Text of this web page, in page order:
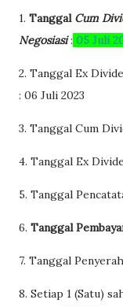
1. Tanggal Cum
Negosiasi: 05 Juli
2. Tanggal Ex
: 06 Juli 2023
3. Tanggal Cum
4. Tanggal Ex
5. Tanggal
6. Tanggal
7. Tanggal
8. Setiap 1 (Satu)